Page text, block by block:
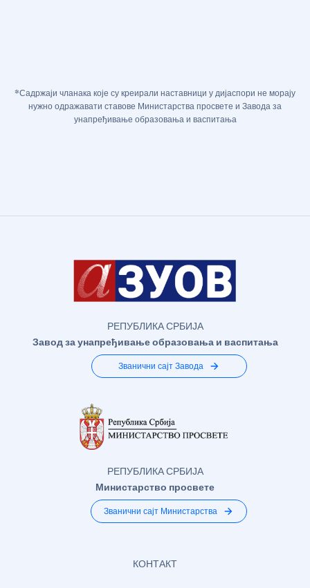
*Садржаји чланака које су креирали наставници у дијаспори не морају
нужно одражавати ставове Министарства просвете и Завода за
унапређивање образовања и васпитања
РЕПУБЛИКА СРБИЈА
Завод за унапређивање образовања и васпитања
Званични сајт Завода
РЕПУБЛИКА СРБИЈА
Министарство просвете
Званични сајт Министарства
КОНТАКТ